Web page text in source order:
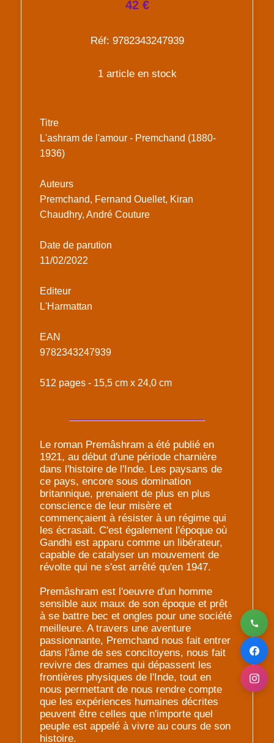
42 €
Réf: 9782343247939
1 article en stock
Titre
L'ashram de l'amour - Premchand (1880-
1936)
Auteurs
Premchand, Fernand Ouellet, Kiran
Chaudhry, André Couture
Date de parution
11/02/2022
Editeur
L'Harmattan
EAN
9782343247939
512 pages - 15,5 cm x 24,0 cm
Le roman Premâshram a été publié en
1921, au début d'une période charnière
dans l'histoire de l'Inde. Les paysans de
ce pays, encore sous domination
britannique, prenaient de plus en plus
conscience de leur misère et
commençaient à résister à un régime qui
les écrasait. C'est également l'époque où
Gandhi est apparu comme un libérateur,
capable de catalyser un mouvement de
révolte qui ne s'est arrêté qu'en 1947.
Premâshram est l'oeuvre d'un homme
sensible aux maux de son époque et prêt
à se battre bec et ongles pour une société
meilleure. A travers une aventure
passionnante, Premchand nous fait entrer
dans l'âme de ses concitoyens, nous fait
revivre des drames qui dépassent les
frontières physiques de l'Inde, tout en
nous permettant de nous rendre compte
que les expériences humaines décrites
peuvent être celles que n'importe quel
peuple est appelé à vivre au cours de son
histoire.